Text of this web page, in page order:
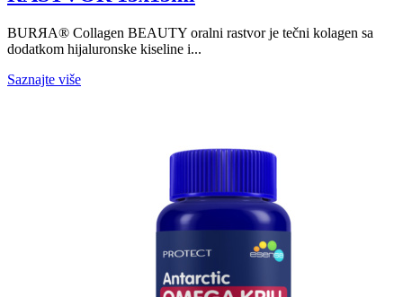
BURЯA® Collagen BEAUTY oralni rastvor je tečni kolagen sa
dodatkom hijaluronske kiseline i...
Saznajte više